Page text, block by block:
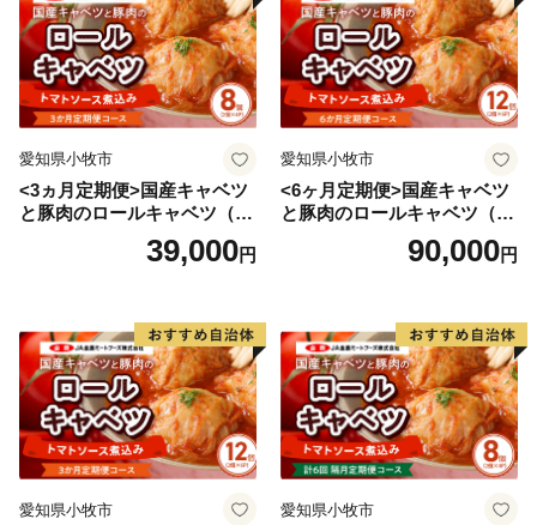
出演は都留市出身の白須慶子さん。
●都留CM第２弾「都留の読み方を覚えてもらおう編」
都留市に移住してきた夫婦編
山梨県都留市の観光（移住）ＰＲのＣＭ第4弾
愛知県小牧市
<3ヵ月定期便>国産キャベツ
と豚肉のロールキャベツ（4P
39,000円
愛知県小牧市
<6ヶ月定期便>国産キャベツ
と豚肉のロールキャベツ（6P
90,000円
愛知県小牧市 愛知県小牧市